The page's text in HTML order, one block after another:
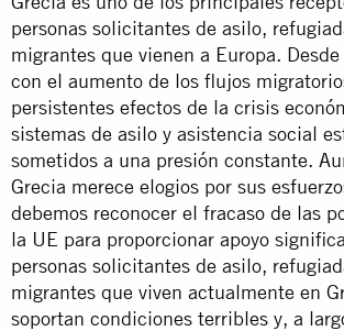
personas solicitantes de asilo,
migrantes que vienen a Europa.
con el aumento de los flujos
persistentes efectos de la crisis
sistemas de asilo y asistencia social
sometidos a una presión constante.
Grecia merece elogios por sus
debemos reconocer el fracaso de las
la UE para proporcionar apoyo
personas solicitantes de asilo,
migrantes que viven actualmente en
soportan condiciones terribles y, a